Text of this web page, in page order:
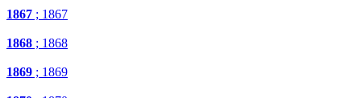
1867 ; 1867
1868 ; 1868
1869 ; 1869